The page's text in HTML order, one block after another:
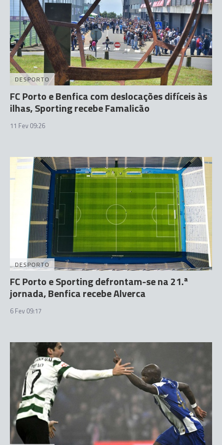
DESPORTO
FC Porto e Benfica com deslocações difíceis às
ilhas, Sporting recebe Famalicão
11 Fev 09:26
DESPORTO
FC Porto e Sporting defrontam-se na 21.ª
jornada, Benfica recebe Alverca
6 Fev 09:17